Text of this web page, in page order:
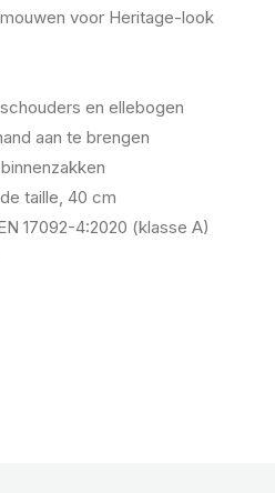
voor Heritage-look
en ellebogen
aan te brengen
taille, 40 cm
17092-4:2020 (klasse A)